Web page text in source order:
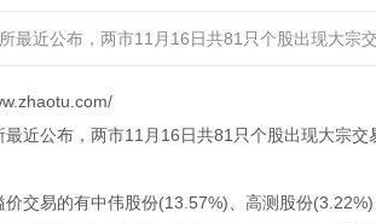
最近公布，两市11月16日共81只个股出现大
公布，两市11月16日共81只个股出现大宗交
易的有中伟股份(13.57%)、高测股份